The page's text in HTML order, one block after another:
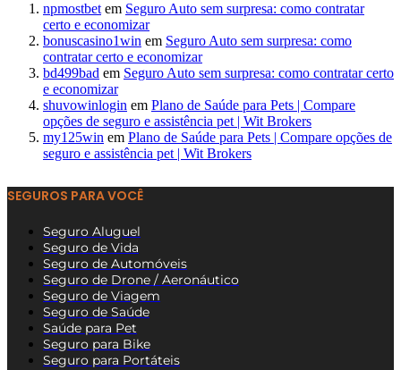
npmostbetem Seguro Auto sem surpresa: como contratar
certo e economizar
bonuscasino1win em Seguro Auto sem surpresa: como
contratar certo e economizar
bd499bad em Seguro Auto sem surpresa: como contratar certo
e economizar
shuvowinlogin em Plano de Saúde para Pets | Compare
opções de seguro e assistência pet | Wit Brokers
my125win em Plano de Saúde para Pets | Compare opções de
seguro e assistência pet | Wit Brokers
SEGUROS PARA VOCÊ
Seguro Aluguel
Seguro de Vida
Seguro de Automóveis
Seguro de Drone / Aeronáutico
Seguro de Viagem
Seguro de Saúde
Saúde para Pet
Seguro para Bike
Seguro para Portáteis